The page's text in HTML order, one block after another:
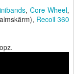
, Core Wheel,
Recoil 360